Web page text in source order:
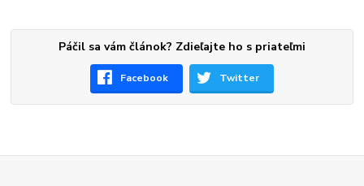
Páčil sa vám článok? Zdieľajte ho s priateľmi
Facebook Twitter